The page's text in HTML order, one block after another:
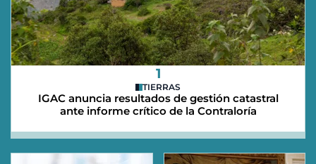
1
TIERRAS
IGAC anuncia resultados de gestión catastral
ante informe crítico de la Contraloría